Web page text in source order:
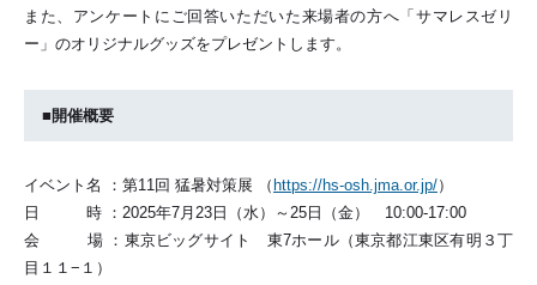
また、アンケートにご回答いただいた来場者の方へ「サマレスゼリ
ー」のオリジナルグッズをプレゼントします。
■開催概要
イベント名 ：第11回 猛暑対策展 （ https://hs-osh.jma.or.jp/）
日 時 ：2025年7月23日（水）～25日（金） 10:00-17:00
会 場 ：東京ビッグサイト 東7ホール（東京都江東区有明３丁
目１１−１）